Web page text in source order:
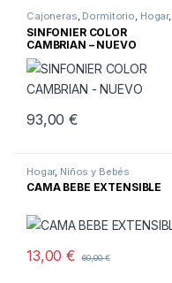
Cajoneras, Dormitorio, Hogar,
Muebles,Muebles nuevos
SINFONIER COLOR
CAMBRIAN – NUEVO
93,00€
Hogar, Niños y Bebés
CAMA BEBE EXTENSIBLE
13,00€ 60,00€